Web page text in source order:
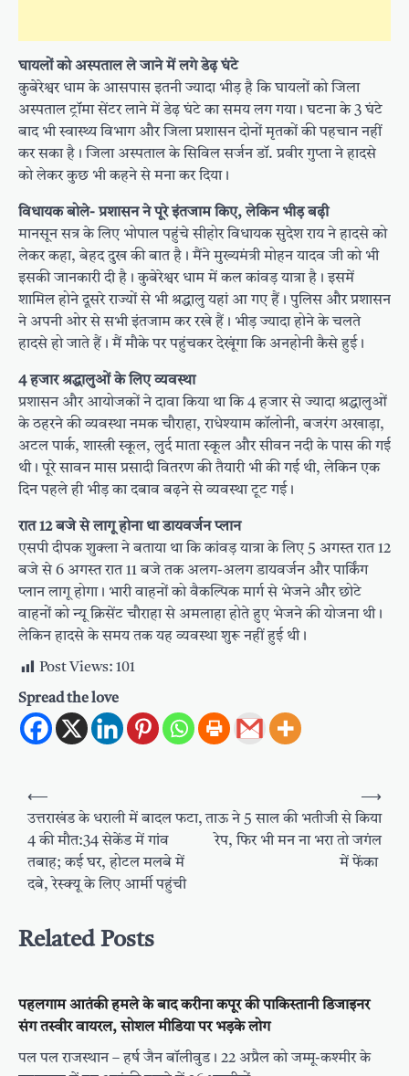
घायलों को अस्पताल ले जाने में लगे डेढ़ घंटे
कुबेरेश्वर धाम के आसपास इतनी ज्यादा भीड़ है कि घायलों को जिला
अस्पताल ट्रॉमा सेंटर लाने में डेढ़ घंटे का समय लग गया। घटना के 3 घंटे
बाद भी स्वास्थ्य विभाग और जिला प्रशासन दोनों मृतकों की पहचान नहीं
कर सका है। जिला अस्पताल के सिविल सर्जन डॉ. प्रवीर गुप्ता ने हादसे
को लेकर कुछ भी कहने से मना कर दिया।
विधायक बोले- प्रशासन ने पूरे इंतजाम किए, लेकिन भीड़ बढ़ी
मानसून सत्र के लिए भोपाल पहुंचे सीहोर विधायक सुदेश राय ने हादसे को
लेकर कहा, बेहद दुख की बात है। मैंने मुख्यमंत्री मोहन यादव जी को भी
इसकी जानकारी दी है। कुबेरेश्वर धाम में कल कांवड़ यात्रा है। इसमें
शामिल होने दूसरे राज्यों से भी श्रद्धालु यहां आ गए हैं। पुलिस और प्रशासन
ने अपनी ओर से सभी इंतजाम कर रखे हैं। भीड़ ज्यादा होने के चलते
हादसे हो जाते हैं। मैं मौके पर पहुंचकर देखूंगा कि अनहोनी कैसे हुई।
4 हजार श्रद्धालुओं के लिए व्यवस्था
प्रशासन और आयोजकों ने दावा किया था कि 4 हजार से ज्यादा श्रद्धालुओं
के ठहरने की व्यवस्था नमक चौराहा, राधेश्याम कॉलोनी, बजरंग अखाड़ा,
अटल पार्क, शास्त्री स्कूल, लुर्द माता स्कूल और सीवन नदी के पास की गई
थी। पूरे सावन मास प्रसादी वितरण की तैयारी भी की गई थी, लेकिन एक
दिन पहले ही भीड़ का दबाव बढ़ने से व्यवस्था टूट गई।
रात 12 बजे से लागू होना था डायवर्जन प्लान
एसपी दीपक शुक्ला ने बताया था कि कांवड़ यात्रा के लिए 5 अगस्त रात 12
बजे से 6 अगस्त रात 11 बजे तक अलग-अलग डायवर्जन और पार्किंग
प्लान लागू होगा। भारी वाहनों को वैकल्पिक मार्ग से भेजने और छोटे
वाहनों को न्यू क्रिसेंट चौराहा से अमलाहा होते हुए भेजने की योजना थी।
लेकिन हादसे के समय तक यह व्यवस्था शुरू नहीं हुई थी।
Post Views: 101
Spread the love
Post
navigation
⟵
उत्तराखंड के धराली में बादल फटा,
4 की मौत:34 सेकेंड में गांव
तबाह; कई घर, होटल मलबे में
दबे, रेस्क्यू के लिए आर्मी पहुंची
ताऊ ने 5 साल की भतीजी से किया
रेप, फिर भी मन ना भरा तो जगंल
में फेंका
⟶
Related Posts
पहलगाम आतंकी हमले के बाद करीना कपूर की पाकिस्तानी डिजाइनर
संग तस्वीर वायरल, सोशल मीडिया पर भड़के लोग
पल पल राजस्थान – हर्ष जैन बॉलीवुड। 22 अप्रैल को जम्मू-कश्मीर के